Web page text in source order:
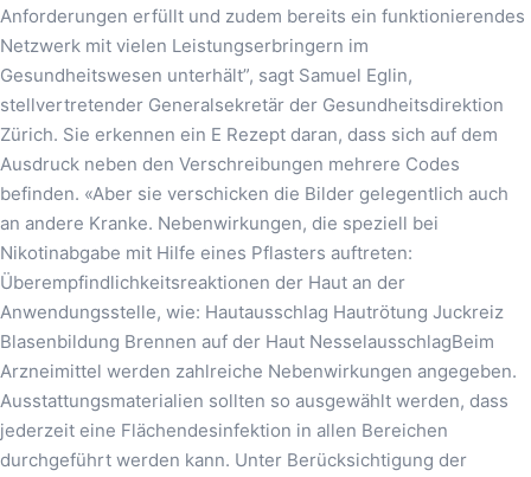
Anforderungen erfüllt und zudem bereits ein funktionierendes
Netzwerk mit vielen Leistungserbringern im
Gesundheitswesen unterhält”, sagt Samuel Eglin,
stellvertretender Generalsekretär der Gesundheitsdirektion
Zürich. Sie erkennen ein E Rezept daran, dass sich auf dem
Ausdruck neben den Verschreibungen mehrere Codes
befinden. «Aber sie verschicken die Bilder gelegentlich auch
an andere Kranke. Nebenwirkungen, die speziell bei
Nikotinabgabe mit Hilfe eines Pflasters auftreten:
Überempfindlichkeitsreaktionen der Haut an der
Anwendungsstelle, wie: Hautausschlag Hautrötung Juckreiz
Blasenbildung Brennen auf der Haut NesselausschlagBeim
Arzneimittel werden zahlreiche Nebenwirkungen angegeben.
Ausstattungsmaterialien sollten so ausgewählt werden, dass
jederzeit eine Flächendesinfektion in allen Bereichen
durchgeführt werden kann. Unter Berücksichtigung der